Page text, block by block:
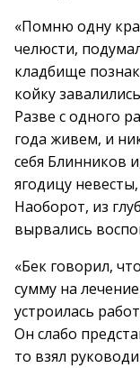
«Помню одну
челюсти,
кладбище
койку
Разве с одного
года живем, и
себя Блинников
ягодицу
Наоборот, из
вырвались
«Бек говорил,
сумму на
устроилась
Он слабо
то взял